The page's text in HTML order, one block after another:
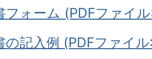
フォーム (PDFファイ
の記入例 (PDFファイ